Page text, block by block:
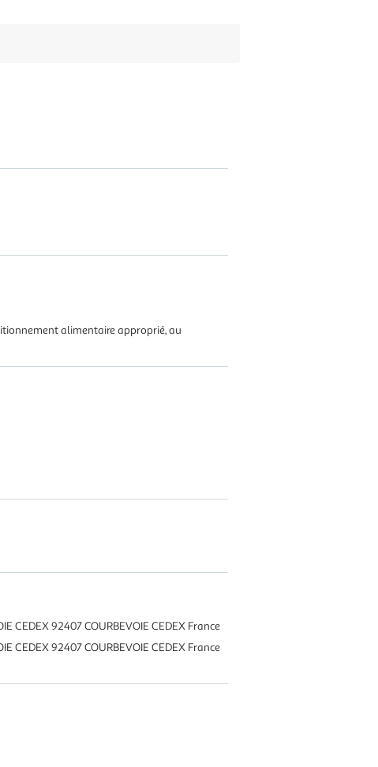
alimentaire approprié, au
CEDEX 92407 COURBEVOIE CEDEX France
CEDEX 92407 COURBEVOIE CEDEX France